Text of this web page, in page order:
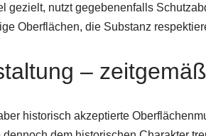
gezielt, nutzt gegebenenfalls
Oberflächen, die Substanz
–
historisch akzeptierte